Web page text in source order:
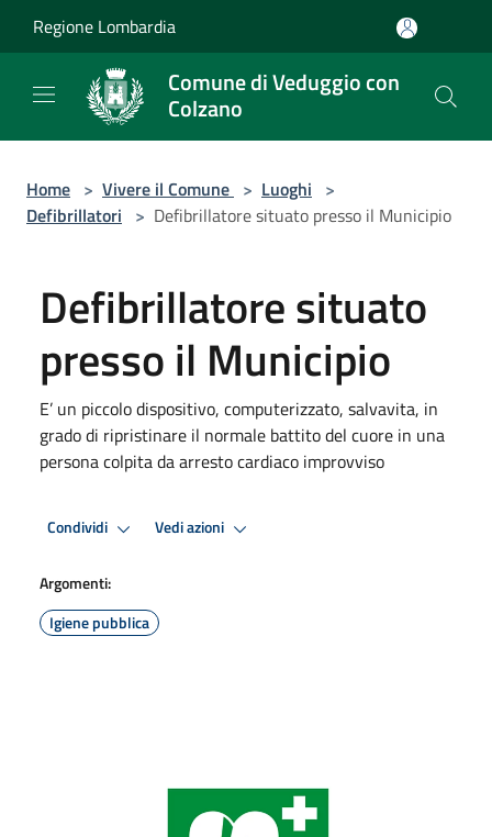
Regione Lombardia
Comune di Veduggio con
Colzano
Home > Vivere il Comune > Luoghi >
Defibrillatori > Defibrillatore situato presso il Municipio
Defibrillatore situato
presso il Municipio
E’ un piccolo dispositivo, computerizzato, salvavita, in
grado di ripristinare il normale battito del cuore in una
persona colpita da arresto cardiaco improvviso
Condividi Vedi azioni
Argomenti:
Igiene pubblica